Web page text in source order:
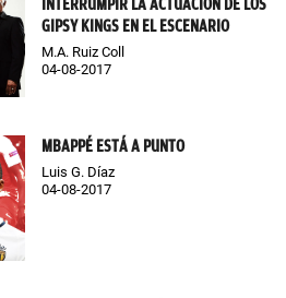
INTERRUMPIR LA ACTUACIÓN DE LOS
GIPSY KINGS EN EL ESCENARIO
M.A. Ruiz Coll
04-08-2017
MBAPPÉ ESTÁ A PUNTO
Luis G. Díaz
04-08-2017